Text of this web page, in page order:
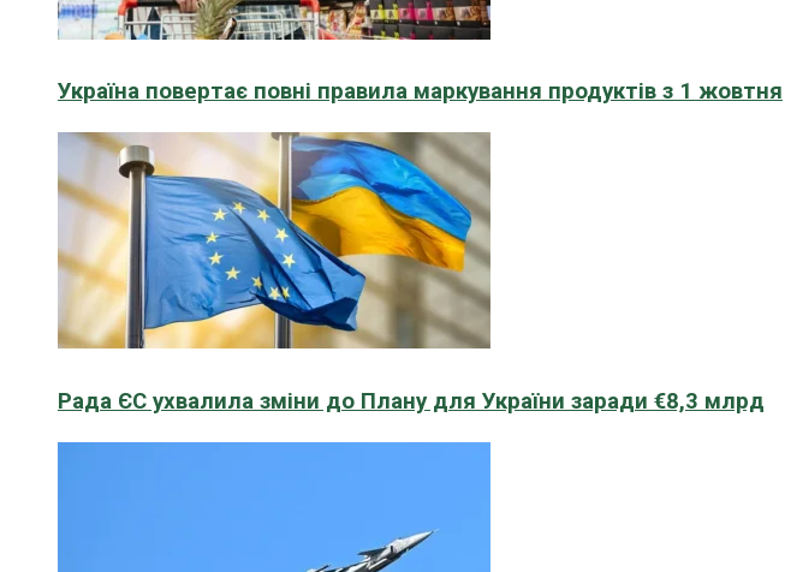
Україна повертає повні правила маркування продуктів з 1 жовтня
Рада ЄС ухвалила зміни до Плану для України заради €8,3 млрд